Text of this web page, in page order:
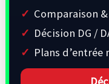
Comparaison
Décision DG /
Plans